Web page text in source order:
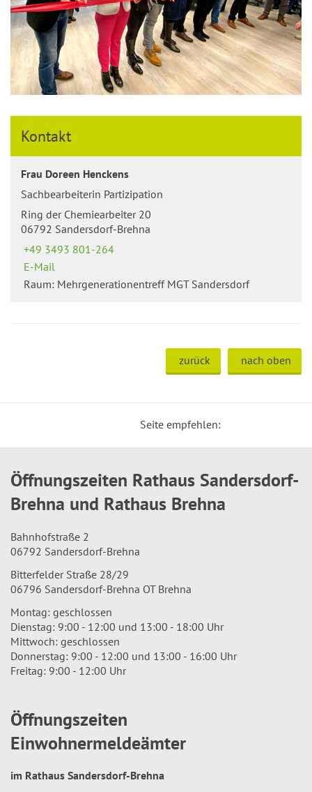
Kontakt
Frau Doreen Henckens
Sachbearbeiterin Partizipation
Ring der Chemiearbeiter 20
06792 Sandersdorf-Brehna
+49 3493 801-264
E-Mail
Raum: Mehrgenerationentreff MGT Sandersdorf
zurück nach oben
Seite empfehlen:
Öffnungszeiten Rathaus Sandersdorf-
Brehna und Rathaus Brehna
Bahnhofstraße 2
06792 Sandersdorf-Brehna
Bitterfelder Straße 28/29
06796 Sandersdorf-Brehna OT Brehna
Montag: geschlossen
Dienstag: 9:00 - 12:00 und 13:00 - 18:00 Uhr
Mittwoch: geschlossen
Donnerstag: 9:00 - 12:00 und 13:00 - 16:00 Uhr
Freitag: 9:00 - 12:00 Uhr
Öffnungszeiten
Einwohnermeldeämter
im Rathaus Sandersdorf-Brehna